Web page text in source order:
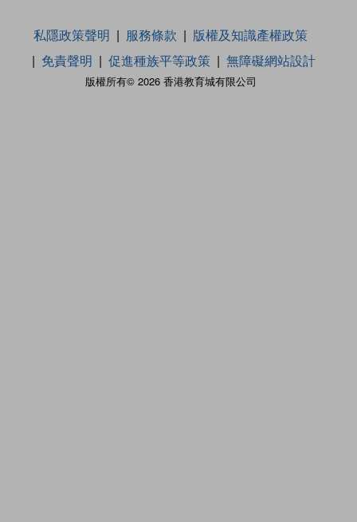
版權所有© 2026 香港教育城有限公司
私隱政策聲明 服務條款
版權及知識產權政策
免責聲明
促進種族平等政策 無障礙網站設計